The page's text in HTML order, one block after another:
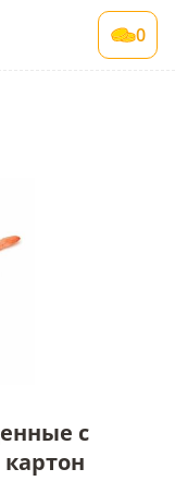
0
с хвостом с/
с
картон